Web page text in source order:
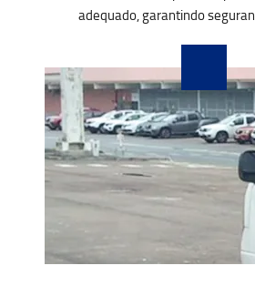
adequado, garantindo